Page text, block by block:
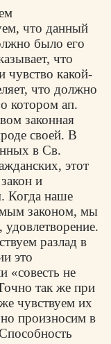
что данный
было его
что
чувство какой-
что должно
котором ап.
законная
своей. В
в Св.
этот
и
Когда наше
законом, мы
разлад в
это
«совесть не
так же при
чувствуем их
произносим в